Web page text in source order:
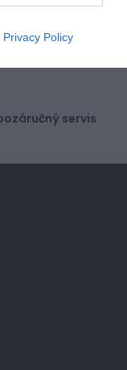
Privacy Policy
servis